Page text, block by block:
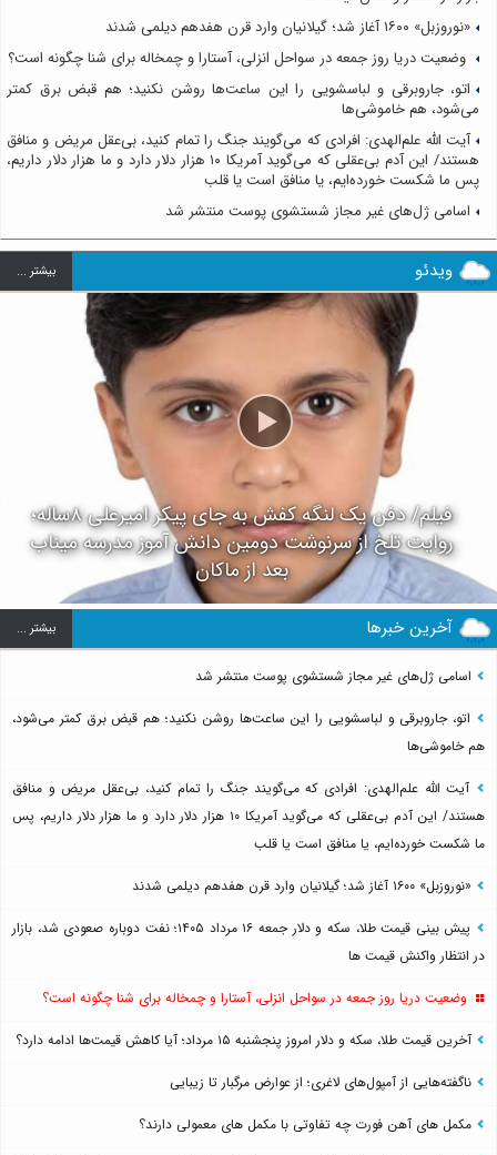
«نوروزبل» ۱۶۰۰ آغاز شد؛ گیلانیان وارد قرن هفدهم دیلمی شدند
وضعیت دریا روز جمعه در سواحل انزلی، آستارا و چمخاله برای شنا چگونه است؟
اتو، جاروبرقی و لباسشویی را این ساعت‌ها روشن نکنید؛ هم قبض برق کمتر
می‌شود، هم خاموشی‌ها
آیت الله علم‌الهدی: افرادی که می‌گویند جنگ را تمام کنید، بی‌عقل مریض و منافق
هستند/ این آدم بی‌عقلی که می‌گوید آمریکا ۱۰ هزار دلار دارد و ما هزار دلار داریم،
پس ما شکست خورده‌ایم، یا منافق است یا قلب
اسامی ژل‌های غیر مجاز شستشوی پوست منتشر شد
ویدئو بيشتر ...
فیلم/ دفن یک لنگه کفش به جای پیکر امیرعلی ۸ساله؛
روایت تلخ از سرنوشت دومین دانش آموز مدرسه میناب
بعد از ماکان
آخرین خبرها بيشتر ...
اسامی ژل‌های غیر مجاز شستشوی پوست منتشر شد
اتو، جاروبرقی و لباسشویی را این ساعت‌ها روشن نکنید؛ هم قبض برق کمتر می‌شود،
هم خاموشی‌ها
آیت الله علم‌الهدی: افرادی که می‌گویند جنگ را تمام کنید، بی‌عقل مریض و منافق
هستند/ این آدم بی‌عقلی که می‌گوید آمریکا ۱۰ هزار دلار دارد و ما هزار دلار داریم، پس
ما شکست خورده‌ایم، یا منافق است یا قلب
«نوروزبل» ۱۶۰۰ آغاز شد؛ گیلانیان وارد قرن هفدهم دیلمی شدند
پیش بینی قیمت طلا، سکه و دلار جمعه ۱۶ مرداد ۱۴۰۵؛ نفت دوباره صعودی شد، بازار
در انتظار واکنش قیمت ها
وضعیت دریا روز جمعه در سواحل انزلی، آستارا و چمخاله برای شنا چگونه است؟
آخرین قیمت طلا، سکه و دلار امروز پنجشنبه ۱۵ مرداد؛ آیا کاهش قیمت‌ها ادامه دارد؟
ناگفته‌هایی از آمپول‌های لاغری؛ از عوارض مرگبار تا زیبایی
مکمل های آهن فورت چه تفاوتی با مکمل های معمولی دارند؟